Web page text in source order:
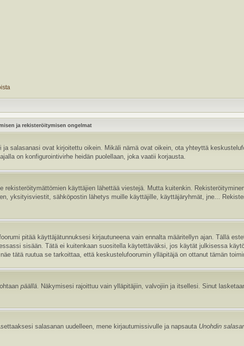
ja rekisteröitymisen ongelmat
salasanasi ovat kirjoitettu oikein. Mikäli nämä ovat oikein, ota yhteyttä
on konfigurointivirhe heidän puolellaan, joka vaatii korjausta.
käyttäjien lähettää viestejä. Mutta kuitenkin.
yksityisviestit, sähköpostin lähetys muille käyttäjille, käyttäjäryhmät, jne...
pitää käyttäjätunnuksesi kirjautuneena vain ennalta määritellyn ajan. Tällä
sisään. Tätä ei kuitenkaan suositella käytettäväksi, jos käytät julkisessa
tätä ruutua se tarkoittaa, että keskustelufoorumin ylläpitäjä on ottanut tämän
päällä. Näkymisesi rajoittuu vain ylläpitäjiin, valvojiin ja itsellesi. Sinut
salasanan uudelleen, mene kirjautumissivulle ja napsauta Unohdin